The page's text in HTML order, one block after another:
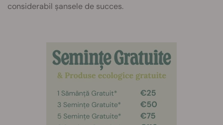
considerabil șansele de succes.